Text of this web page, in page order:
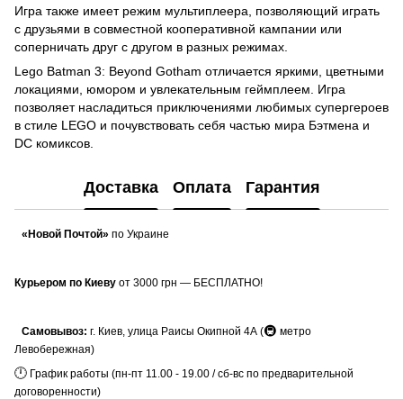
Игра также имеет режим мультиплеера, позволяющий играть
с друзьями в совместной кооперативной кампании или
соперничать друг с другом в разных режимах.
Lego Batman 3: Beyond Gotham отличается яркими, цветными
локациями, юмором и увлекательным геймплеем. Игра
позволяет насладиться приключениями любимых супергероев
в стиле LEGO и почувствовать себя частью мира Бэтмена и
DC комиксов.
Доставка Оплата Гарантия
«Новой Почтой» по Украине
Курьером по Киеву от 3000 грн — БЕСПЛАТНО!
Самовывоз: г. Киев, улица Раисы Окипной 4А (🚇 метро
Левобережная)
🕛 График работы (пн-пт 11.00 - 19.00 / сб-вс по предварительной
договоренности)